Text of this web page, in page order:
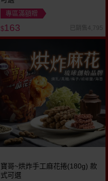
專區滿額贈
$163 已銷售4,795
寶哥~烘炸手工麻花捲(180g) 款
式可選